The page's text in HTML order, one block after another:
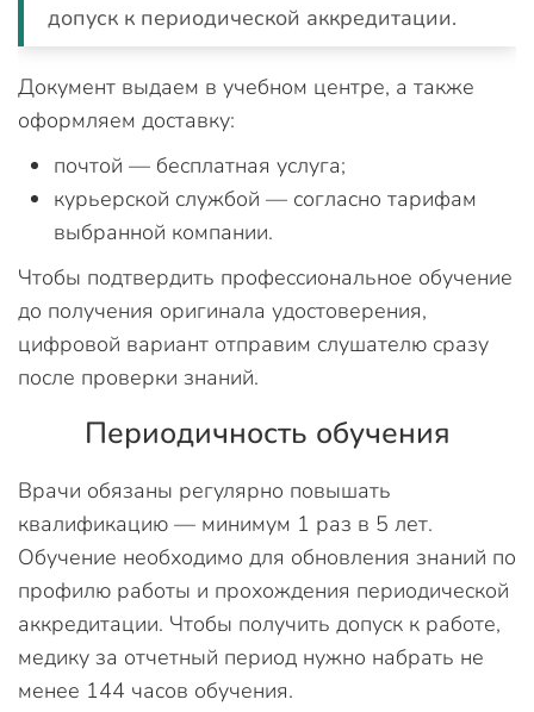
допуск к периодической аккредитации.
Документ выдаем в учебном центре, а также
оформляем доставку:
почтой — бесплатная услуга;
курьерской службой — согласно тарифам
выбранной компании.
Чтобы подтвердить профессиональное обучение
до получения оригинала удостоверения,
цифровой вариант отправим слушателю сразу
после проверки знаний.
Периодичность обучения
Врачи обязаны регулярно повышать
квалификацию — минимум 1 раз в 5 лет.
Обучение необходимо для обновления знаний по
профилю работы и прохождения периодической
аккредитации. Чтобы получить допуск к работе,
медику за отчетный период нужно набрать не
менее 144 часов обучения.